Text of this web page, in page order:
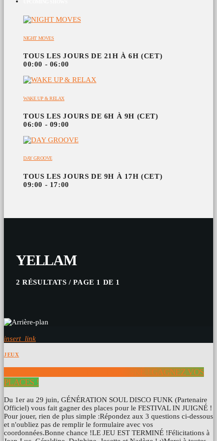
NIGHT MOVES
TOUS LES JOURS DE 21H À 6H (CET)
00:00 - 06:00
WAKE UP & RELAX
TOUS LES JOURS DE 6H À 9H (CET)
06:00 - 09:00
DAY GROOVE
TOUS LES JOURS DE 9H À 17H (CET)
09:00 - 17:00
YELLAM
2 RÉSULTATS / PAGE 1 DE 1
insert_link
JEUX
JEU CONCOURS FESTIVAL IN JUIGNÉ ! GAGNEZ VOS
PLACES !
Du 1er au 29 juin, GÉNÉRATION SOUL DISCO FUNK (Partenaire
Officiel) vous fait gagner des places pour le FESTIVAL IN JUIGNÉ !
Pour jouer, rien de plus simple :Répondez aux 3 questions ci-dessous
et n'oubliez pas de remplir le formulaire avec vos
coordonnées.Bonne chance !LE JEU EST TERMINÉ !Félicitations à